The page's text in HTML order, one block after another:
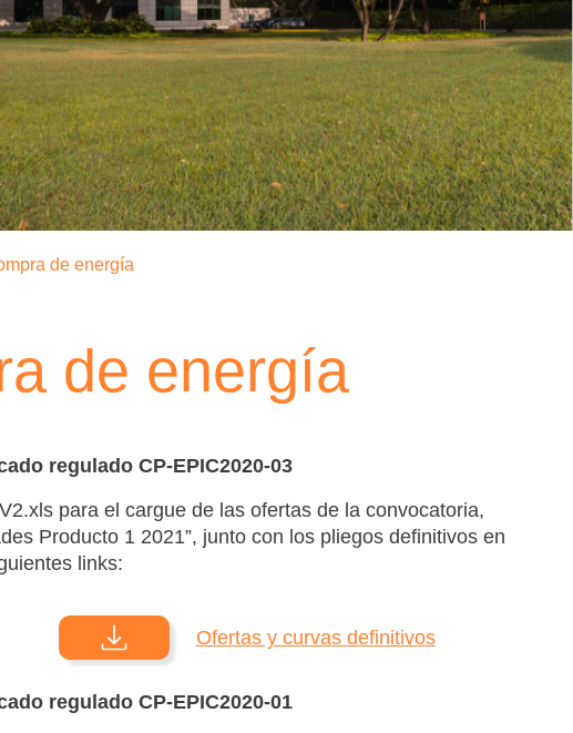
de energía
de energía
regulado CP-EPIC2020-03
para el cargue de las ofertas de la convocatoria,
Producto 1 2021”, junto con los pliegos definitivos en
links:
Ofertas y curvas definitivos
regulado CP-EPIC2020-01